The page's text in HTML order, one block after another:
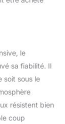
le
sa fiabilité. Il
soit sous le
résistent bien
coup